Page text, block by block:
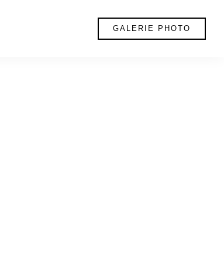
GALERIE PHOTO